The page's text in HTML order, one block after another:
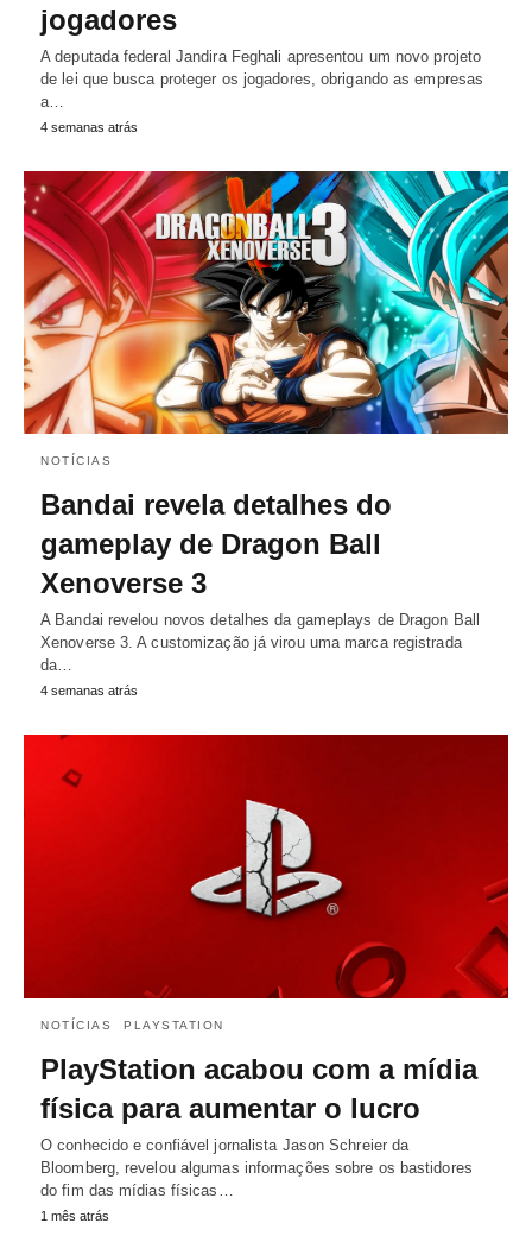
jogadores
A deputada federal Jandira Feghali apresentou um novo projeto
de lei que busca proteger os jogadores, obrigando as empresas
a…
4 semanas atrás
NOTÍCIAS
Bandai revela detalhes do
gameplay de Dragon Ball
Xenoverse 3
A Bandai revelou novos detalhes da gameplays de Dragon Ball
Xenoverse 3. A customização já virou uma marca registrada
da…
4 semanas atrás
NOTÍCIAS PLAYSTATION
PlayStation acabou com a mídia
física para aumentar o lucro
O conhecido e confiável jornalista Jason Schreier da
Bloomberg, revelou algumas informações sobre os bastidores
do fim das mídias físicas…
1 mês atrás